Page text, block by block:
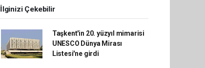
İlginizi Çekebilir
Taşkent'in 20. yüzyıl mimarisi
UNESCO Dünya Mirası
Listesi'ne girdi